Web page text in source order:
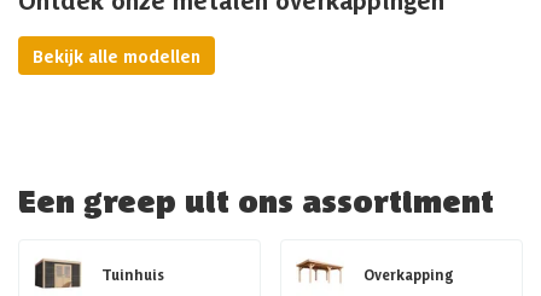
Bekijk alle modellen
Een greep uit ons assortiment
Tuinhuis Overkapping